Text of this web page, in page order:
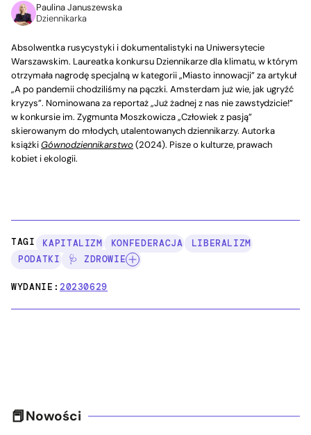
Paulina Januszewska
Dziennikarka
Absolwentka rusycystyki i dokumentalistyki na Uniwersytecie
Warszawskim. Laureatka konkursu Dziennikarze dla klimatu, w którym
otrzymała nagrodę specjalną w kategorii „Miasto innowacji” za artykuł
„A po pandemii chodziliśmy na pączki. Amsterdam już wie, jak ugryźć
kryzys”. Nominowana za reportaż „Już żadnej z nas nie zawstydzicie!”
w konkursie im. Zygmunta Moszkowicza „Człowiek z pasją”
skierowanym do młodych, utalentowanych dziennikarzy. Autorka
książkiGównodziennikarstwo (2024). Pisze o kulturze, prawach
kobiet i ekologii.
TAGI: KAPITALIZM KONFEDERACJA
LIBERALIZM
PODATKI
🩺 ZDROWIE
WYDANIE:20230629
Nowości